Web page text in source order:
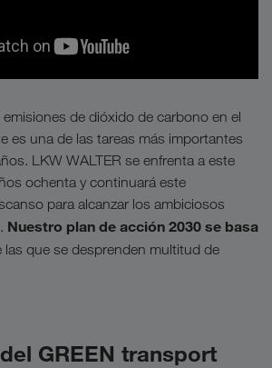
de dióxido de carbono en el
es una de las tareas más importantes
LKW WALTER se enfrenta a este
ochenta y continuará este
para alcanzar los ambiciosos
Nuestro plan de acción 2030 se basa
las que se desprenden multitud de
GREEN transport